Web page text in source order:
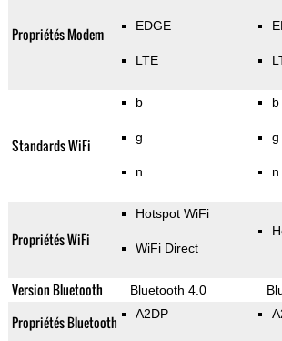
Propriétés Modem EDGE
LTE
Standards WiFi
b
g
n
b
g
n
Propriétés WiFi
Hotspot WiFi
WiFi Direct
Version Bluetooth Bluetooth 4.0
Propriétés Bluetooth A2DP